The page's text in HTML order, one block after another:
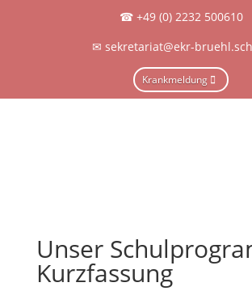
☎ +49 (0) 2232 500610
✉ sekretariat@ekr-
Krankmeldung
Unser
Kurzfassung